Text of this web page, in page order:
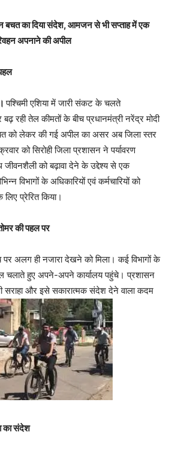
बचत का दिया संदेश, आमजन से भी सप्ताह में एक
अपनाने की अपील
।पश्चिमी एशिया में जारी संकट के चलते
बढ़ रही तेल कीमतों के बीच प्रधानमंत्री नरेंद्र मोदी
को लेकर की गई अपील का असर अब जिला स्तर
को सिरोही जिला प्रशासन ने पर्यावरण
को बढ़ावा देने के उद्देश्य से एक
विभागों के अधिकारियों एवं कर्मचारियों को
प्रेरित किया।
की पहल पर
अलग ही नजारा देखने को मिला। कई विभागों के
चलाते हुए अपने-अपने कार्यालय पहुंचे। प्रशासन
और इसे सकारात्मक संदेश देने वाला कदम
का संदेश